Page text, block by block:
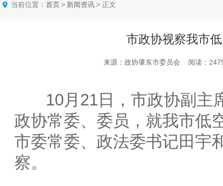
当前位置： 首页 > 新闻资讯 > 正文
市政协视察我市
来源：政协肇东市委员会 阅读：
10月21日，市政协副主
政协常委、委员，就我市低
市委常委、政法委书记田宇
察。